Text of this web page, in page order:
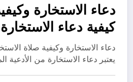
دعاء الاستخارة
كيفية دعاء
دعاء الاستخارة وكيفية صلاة
يعتبر دعاء الاستخارة من الأدعية